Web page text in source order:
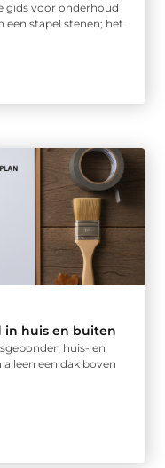
gids voor onderhoud
een stapel stenen; het
in huis en buiten
huis- en
een dak boven